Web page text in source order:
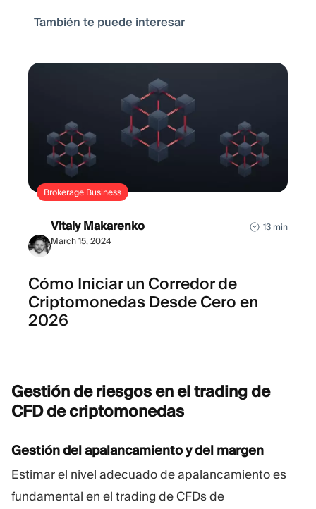
También te puede interesar
Brokerage Business
Vitaly Makarenko
March 15, 2024
13 min
Cómo Iniciar un Corredor de
Criptomonedas Desde Cero en
2026
Gestión de riesgos en el trading de
CFD decriptomonedas
Gestión del apalancamiento y del margen
Estimar el nivel adecuado de apalancamiento es
fundamental en el trading de CFDs de